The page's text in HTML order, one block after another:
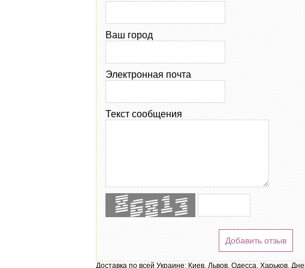
Ваш город
Электронная почта
Текст сообщения
Добавить отзыв
Доставка по всей Украине: Киев, Львов, Одесса, Харьков,